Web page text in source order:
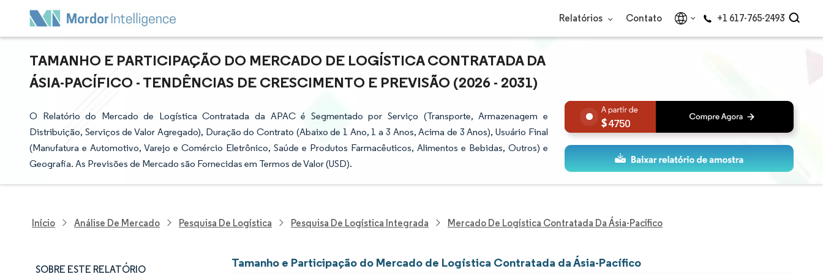
Relatórios Contato +1 617-765-2493
TAMANHO E PARTICIPAÇÃO DO MERCADO DE LOGÍSTICA CONTRATADA DA
ÁSIA-PACÍFICO - TENDÊNCIAS DE CRESCIMENTO E PREVISÃO (2026 - 2031)
O Relatório do Mercado de Logística Contratada da APAC é Segmentado por Serviço (Transporte, Armazenagem e
Distribuição, Serviços de Valor Agregado), Duração do Contrato (Abaixo de 1 Ano, 1 a 3 Anos, Acima de 3 Anos), Usuário Final
(Manufatura e Automotivo, Varejo e Comércio Eletrônico, Saúde e Produtos Farmacêuticos, Alimentos e Bebidas, Outros) e
Geografia. As Previsões de Mercado são Fornecidas em Termos de Valor (USD).
4750
Início Análise De Mercado Pesquisa De Logística Pesquisa De Logística Integrada Mercado De Logística Contratada Da Ásia-Pacífico
SOBRE ESTE RELATÓRIO Tamanho e Participação do Mercado de Logística Contratada da Ásia-Pacífico